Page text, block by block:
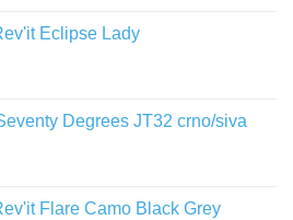
Eclipse Lady
Degrees JT32 crno/siva
Flare Camo Black Grey